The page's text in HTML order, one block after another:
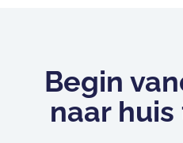
Begin
naar